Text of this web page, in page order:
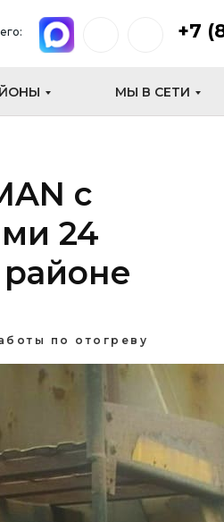
+7
МЫ В СЕТИ
с
24
по отогреву